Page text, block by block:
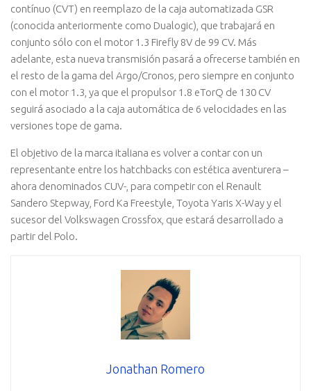
contínuo (CVT) en reemplazo de la caja automatizada GSR
(conocida anteriormente como Dualogic), que trabajará en
conjunto sólo con el motor 1.3 Firefly 8V de 99 CV. Más
adelante, esta nueva transmisión pasará a ofrecerse también en
el resto de la gama del Argo/Cronos, pero siempre en conjunto
con el motor 1.3, ya que el propulsor 1.8 eTorQ de 130 CV
seguirá asociado a la caja automática de 6 velocidades en las
versiones tope de gama.
El objetivo de la marca italiana es volver a contar con un
representante entre los hatchbacks con estética aventurera –
ahora denominados CUV-, para competir con el Renault
Sandero Stepway, Ford Ka Freestyle, Toyota Yaris X-Way y el
sucesor del Volkswagen Crossfox, que estará desarrollado a
partir del Polo.
Jonathan Romero